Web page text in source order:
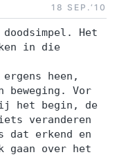
18 SEP.‘10
Het
in die
heen,
beweging. Vor
het begin, de
veranderen
dat erkend en
gaan over het